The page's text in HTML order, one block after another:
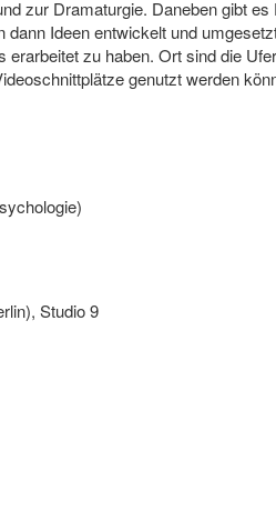
zur Dramaturgie. Daneben gibt es
Ideen entwickelt und
zu haben. Ort sind die
genutzt werden
Studio 9